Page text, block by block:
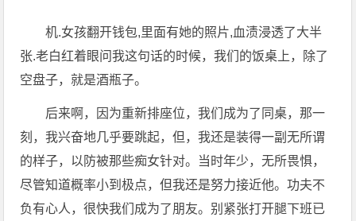
机.女孩翻开钱包,里面有她的照片,血渍浸透了大半
张.老白红着眼问我这句话的时候，我们的饭桌上，除了
空盘子，就是酒瓶子。
后来啊，因为重新排座位，我们成为了同桌，那一
刻，我兴奋地几乎要跳起，但，我还是装得一副无所谓
的样子，以防被那些痴女针对。当时年少，无所畏惧，
尽管知道概率小到极点，但我还是努力接近他。功夫不
负有心人，很快我们成为了朋友。别紧张打开腿下班已